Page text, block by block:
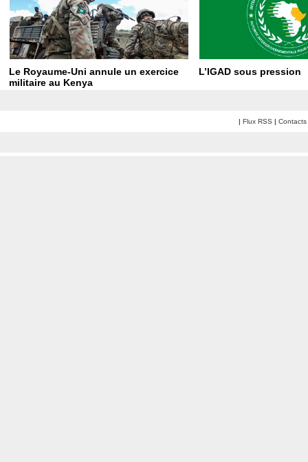
Le Royaume-Uni annule un exercice
militaire au Kenya
L’IGAD sous pression
| Flux RSS | Contacts